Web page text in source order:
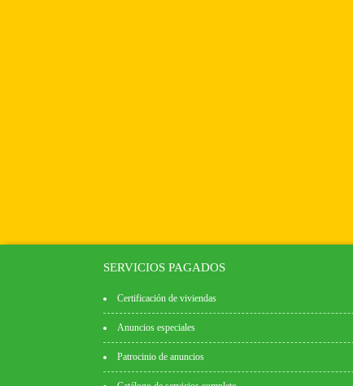
SERVICIOS PAGADOS
Certificación de viviendas
Anuncios especiales
Patrocinio de anuncios